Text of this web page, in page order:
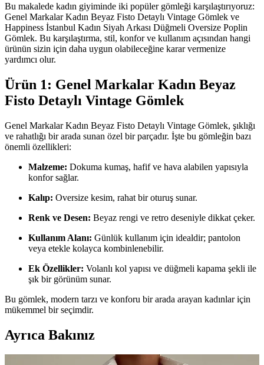
Bu makalede kadın giyiminde iki popüler gömleği karşılaştırıyoruz:
Genel Markalar Kadın Beyaz Fisto Detaylı Vintage Gömlek ve
Happiness İstanbul Kadın Siyah Arkası Düğmeli Oversize Poplin
Gömlek. Bu karşılaştırma, stil, konfor ve kullanım açısından hangi
ürünün sizin için daha uygun olabileceğine karar vermenize
yardımcı olur.
Ürün 1: Genel Markalar Kadın Beyaz
Fisto Detaylı Vintage Gömlek
Genel Markalar Kadın Beyaz Fisto Detaylı Vintage Gömlek, şıklığı
ve rahatlığı bir arada sunan özel bir parçadır. İşte bu gömleğin bazı
önemli özellikleri:
Malzeme: Dokuma kumaş, hafif ve hava alabilen yapısıyla
konfor sağlar.
Kalıp: Oversize kesim, rahat bir oturuş sunar.
Renk ve Desen: Beyaz rengi ve retro deseniyle dikkat çeker.
Kullanım Alanı: Günlük kullanım için idealdir; pantolon
veya etekle kolayca kombinlenebilir.
Ek Özellikler: Volanlı kol yapısı ve düğmeli kapama şekli ile
şık bir görünüm sunar.
Bu gömlek, modern tarzı ve konforu bir arada arayan kadınlar için
mükemmel bir seçimdir.
Ayrıca Bakınız